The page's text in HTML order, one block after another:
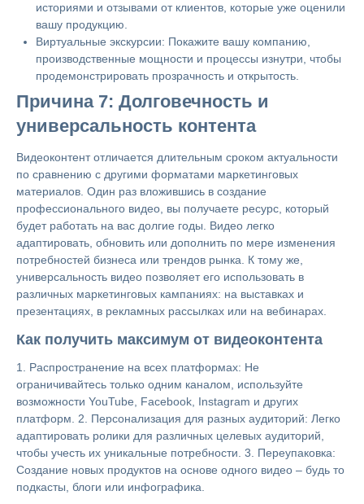
историями и отзывами от клиентов, которые уже оценили
вашу продукцию.
Виртуальные экскурсии: Покажите вашу компанию,
производственные мощности и процессы изнутри, чтобы
продемонстрировать прозрачность и открытость.
Причина 7: Долговечность и
универсальность контента
Видеоконтент отличается длительным сроком актуальности
по сравнению с другими форматами маркетинговых
материалов. Один раз вложившись в создание
профессионального видео, вы получаете ресурс, который
будет работать на вас долгие годы. Видео легко
адаптировать, обновить или дополнить по мере изменения
потребностей бизнеса или трендов рынка. К тому же,
универсальность видео позволяет его использовать в
различных маркетинговых кампаниях: на выставках и
презентациях, в рекламных рассылках или на вебинарах.
Как получить максимум от видеоконтента
1. Распространение на всех платформах: Не
ограничивайтесь только одним каналом, используйте
возможности YouTube, Facebook, Instagram и других
платформ. 2. Персонализация для разных аудиторий: Легко
адаптировать ролики для различных целевых аудиторий,
чтобы учесть их уникальные потребности. 3. Переупаковка:
Создание новых продуктов на основе одного видео – будь то
подкасты, блоги или инфографика.